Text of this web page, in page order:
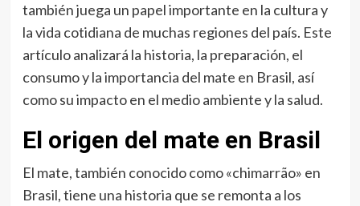
también juega un papel importante en la cultura y
la vida cotidiana de muchas regiones del país. Este
artículo analizará la historia, la preparación, el
consumo y la importancia del mate en Brasil, así
como su impacto en el medio ambiente y la salud.
El origen del mate en Brasil
El mate, también conocido como «chimarrão» en
Brasil, tiene una historia que se remonta a los